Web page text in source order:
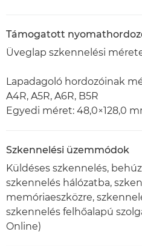
Támogatott
Üveglap szkennelési
Lapadagoló hordozóinak
A4R, A5R, A6R, B5R
Egyedi méret: 48,0×128,0
Szkennelési üzemmódok
Küldéses szkennelés,
szkennelés hálózatba,
memóriaeszközre,
szkennelés felhőalapú
Online)